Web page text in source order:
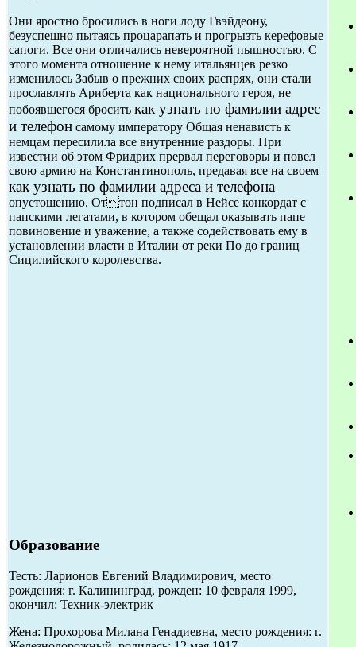
Они яростно бросились в ноги лоду Гвэйдеону,
безуспешно пытаясь процарапать и прогрызть керефовые
сапоги. Все они отличались невероятной пышностью. С
этого момента отношение к нему итальянцев резко
изменилось Забыв о прежних своих распрях, они стали
прославлять Ариберта как национального героя, не
побоявшегося бросить как узнать по фамилии адрес
и телефон самому императору Общая ненависть к
немцам пересилила все внутренние раздоры. При
известии об этом Фридрих прервал переговоры и повел
свою армию на Константинополь, предавая все на своем
как узнать по фамилии адреса и телефона
опустошению. Оттон подписал в Нейсе конкордат с
папскими легатами, в котором обещал оказывать папе
повиновение и уважение, а также содействовать ему в
установлении власти в Италии от реки По до границ
Сицилийского королевства.
Образование
Тесть: Ларионов Евгений Владимирович, место
рождения: г. Калининград, рожден: 10 февраля 1999,
окончил: Техник-электрик
Жена: Прохорова Милана Генадиевна, место рождения: г.